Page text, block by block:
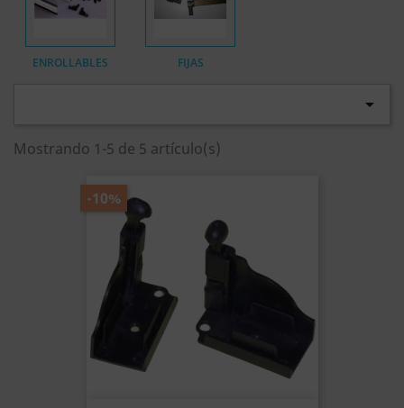
ENROLLABLES FIJAS

Mostrando 1-5 de 5 artículo(s)
-10%